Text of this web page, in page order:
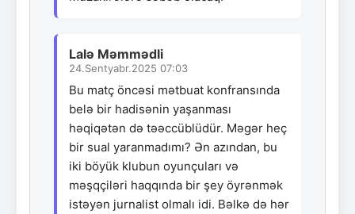
Lalə Məmmədli
24.Sentyabr.2025 07:03
Bu matç öncəsi mətbuat konfransında
belə bir hadisənin yaşanması
həqiqətən də təəccüblüdür. Məgər heç
bir sual yaranmadımı? Ən azından, bu
iki böyük klubun oyunçuları və
məşqçiləri haqqında bir şey öyrənmək
istəyən jurnalist olmalı idi. Bəlkə də hər